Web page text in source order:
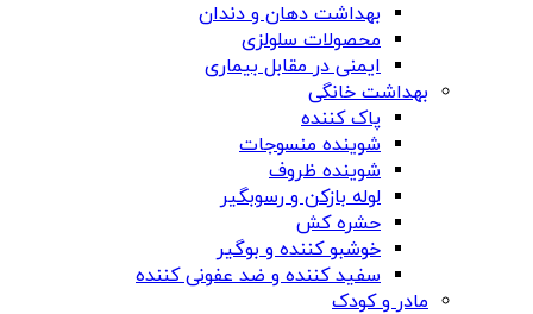
بهداشت دهان و دندان
محصولات سلولزی
ایمنی در مقابل بیماری
بهداشت خانگی
پاک کننده
شوینده منسوجات
شوینده ظروف
لوله بازکن و رسوبگیر
حشره کش
خوشبو کننده و بوگیر
سفید کننده و ضد عفونی کننده
مادر و کودک